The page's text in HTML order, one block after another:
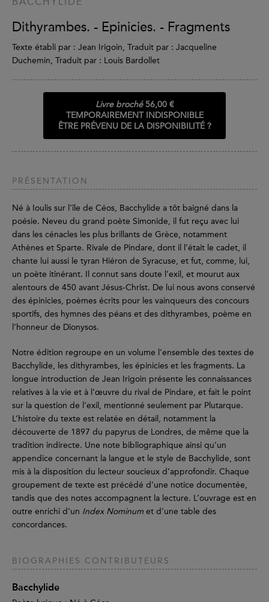
Dithyrambes. - Epinicies. - Fragments
Texte établi par : Jean Irigoin, Traduit par : Jacqueline
Duchemin, Traduit par : Louis Bardollet
Livre broché 56,00 €
TEMPORAIREMENT INDISPONIBLE
ÊTRE PRÉVENU DE LA DISPONIBILITÉ ?
PRÉSENTATION
Né à Ioulis sur l'île de Céos, Bacchylide a tôt baigné dans la
poésie. Neveu du grand poète Simonide, il fut reçu avec lui
dans les cénacles les plus brillants de Grèce, notamment
Athènes et Sparte. Rivale de Pindare, dont il l’était le cadet, il
chante lui aussi le tyran Hiéron de Syracuse, et fut, comme, lui,
un poète itinérant. Il connut sans doute l’exil, et mourut aux
alentours de 450 avant Jésus-Christ. De lui nous avons conservé
des épinicies, poèmes écrits pour les vainqueurs des concours
sportifs, des hymnes des péans et des dithyrambes, poème en
l’honneur de Dionysos.
Notre édition regroupe en un volume l’ensemble des textes de
Bacchylide, les dithyrambes, les épinicies et les fragments. La
longue introduction de Jean Irigoin présente les connaissances
relatives à la vie et à l’œuvre du rival de Pindare, et fait le point
sur la question de l’exil, mentionné seulement par Plutarque.
L’histoire du texte est relatée en détail, notamment la
découverte de 1897 du papyrus de Londres, de même que la
tradition indirecte. Une note bibliographique ainsi qu’un
appendice concernant la langue et le style de Bacchylide, sont
mis à la disposition du lecteur soucieux d’approfondir. Chaque
groupement de texte est précédé d’une notice documentée,
tandis que des notes accompagnent la lecture. L’ouvrage est en
outre enrichi d’un Index Nominum et d’une table des
concordances.
BIOGRAPHIES CONTRIBUTEURS
Bacchylide